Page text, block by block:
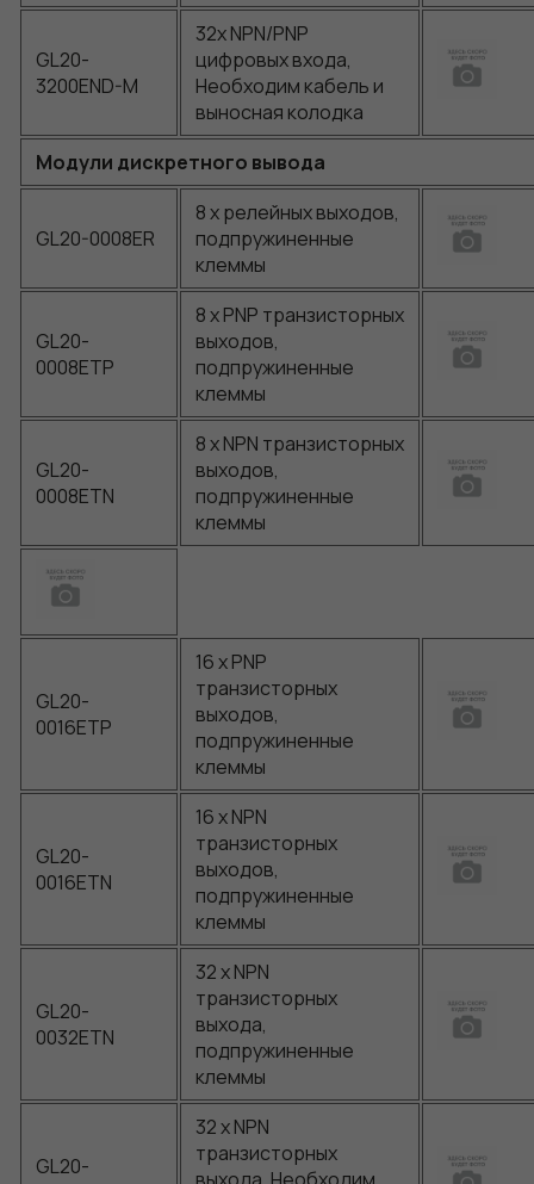
GL20-
3200END-M
32x NPN/PNP
цифровых входа,
Необходим кабель и
выносная колодка
Модули дискретного вывода
GL20-0008ER
8 x релейных выходов,
подпружиненные
клеммы
GL20-
0008ETP
8 x PNP транзисторных
выходов,
подпружиненные
клеммы
GL20-
0008ETN
8 x NPN транзисторных
выходов,
подпружиненные
клеммы
GL20-
0016ETP
16 x PNP
транзисторных
выходов,
подпружиненные
клеммы
GL20-
0016ETN
16 x NPN
транзисторных
выходов,
подпружиненные
клеммы
GL20-
0032ETN
32 x NPN
транзисторных
выхода,
подпружиненные
клеммы
GL20-
32 x NPN
транзисторных
выхода, Необходим